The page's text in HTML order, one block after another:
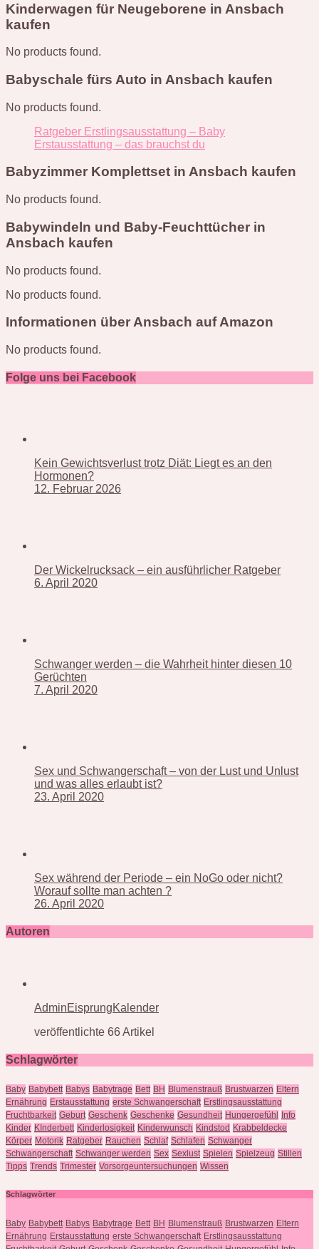
Kinderwagen für Neugeborene in Ansbach
kaufen
No products found.
Babyschale fürs Auto in Ansbach kaufen
No products found.
Ratgeber Erstlingsausstattung – Baby
Erstausstattung – das brauchst du
Babyzimmer Komplettset in Ansbach kaufen
No products found.
Babywindeln und Baby-Feuchttücher in
Ansbach kaufen
No products found.
No products found.
Informationen über Ansbach auf Amazon
No products found.
Folge uns bei Facebook
Kein Gewichtsverlust trotz Diät: Liegt es an den
Hormonen?
12. Februar 2026
Der Wickelrucksack – ein ausführlicher Ratgeber
6. April 2020
Schwanger werden – die Wahrheit hinter diesen 10
Gerüchten
7. April 2020
Sex und Schwangerschaft – von der Lust und Unlust
und was alles erlaubt ist?
23. April 2020
Sex während der Periode – ein NoGo oder nicht?
Worauf sollte man achten ?
26. April 2020
Autoren
AdminEisprungKalender
veröffentlichte 66 Artikel
Schlagwörter
Baby Babybett Babys Babytrage Bett BH Blumenstrauß Brustwarzen Eltern
Ernährung Erstausstattung erste Schwangerschaft Erstlingsausstattung
Fruchtbarkeit Geburt Geschenk Geschenke Gesundheit Hungergefühl Info
Kinder KInderbett Kinderlosigkeit Kinderwunsch Kindstod Krabbeldecke
Körper Motorik Ratgeber Rauchen Schlaf Schlafen Schwanger
Schwangerschaft Schwanger werden Sex Sexlust Spielen Spielzeug Stillen
Tipps Trends Trimester Vorsorgeuntersuchungen Wissen
Schlagwörter
Baby Babybett Babys Babytrage Bett BH Blumenstrauß Brustwarzen Eltern
Ernährung Erstausstattung erste Schwangerschaft Erstlingsausstattung